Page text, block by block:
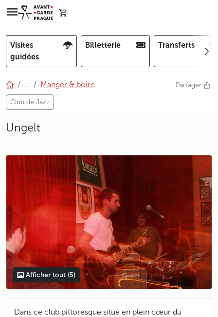
Visites
guidées
Billetterie Transferts
… Manger & boire
Club de Jazz
Partager
Ungelt
photo 5
Afficher tout (5)
Dans ce club pittoresque situé en plein cœur du